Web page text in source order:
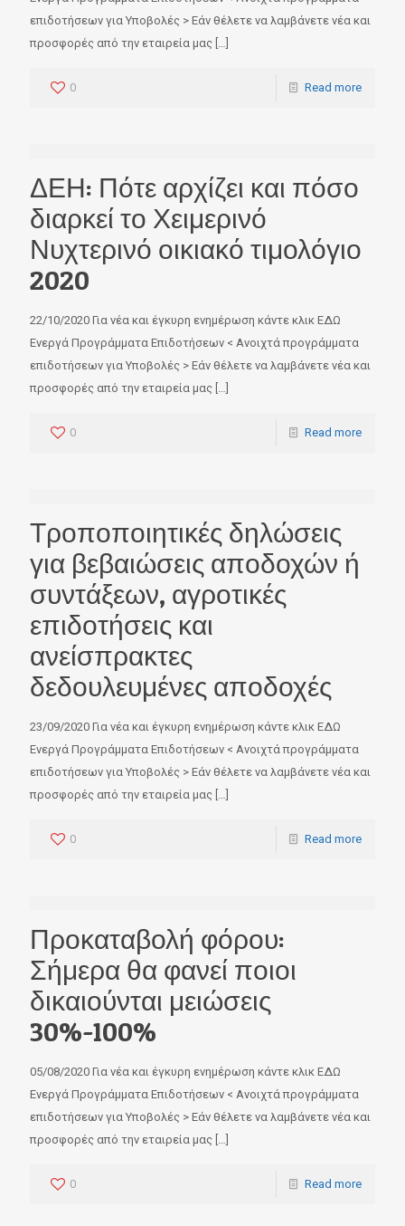
επιδοτήσεων για Υποβολές > Εάν θέλετε να λαμβάνετε νέα και
προσφορές από την εταιρεία μας […]
0 Read more
ΔΕΗ: Πότε αρχίζει και πόσο
διαρκεί το Χειμερινό
Νυχτερινό οικιακό τιμολόγιο
2020
22/10/2020 Για νέα και έγκυρη ενημέρωση κάντε κλικ ΕΔΩ
Ενεργά Προγράμματα Επιδοτήσεων < Ανοιχτά προγράμματα
επιδοτήσεων για Υποβολές > Εάν θέλετε να λαμβάνετε νέα και
προσφορές από την εταιρεία μας […]
0 Read more
Τροποποιητικές δηλώσεις
για βεβαιώσεις αποδοχών ή
συντάξεων, αγροτικές
επιδοτήσεις και
ανείσπρακτες
δεδουλευμένες αποδοχές
23/09/2020 Για νέα και έγκυρη ενημέρωση κάντε κλικ ΕΔΩ
Ενεργά Προγράμματα Επιδοτήσεων < Ανοιχτά προγράμματα
επιδοτήσεων για Υποβολές > Εάν θέλετε να λαμβάνετε νέα και
προσφορές από την εταιρεία μας […]
0 Read more
Προκαταβολή φόρου:
Σήμερα θα φανεί ποιοι
δικαιούνται μειώσεις
30%-100%
05/08/2020 Για νέα και έγκυρη ενημέρωση κάντε κλικ ΕΔΩ
Ενεργά Προγράμματα Επιδοτήσεων < Ανοιχτά προγράμματα
επιδοτήσεων για Υποβολές > Εάν θέλετε να λαμβάνετε νέα και
προσφορές από την εταιρεία μας […]
0 Read more
Καλώς ήρθατε
Ενημερωθείτε άμεσα, έγκαιρα και έγκυρα για τα
επιδοτούμενα προγράμματα και όλα τα
χρηματοδοτούμενα εργαλεία